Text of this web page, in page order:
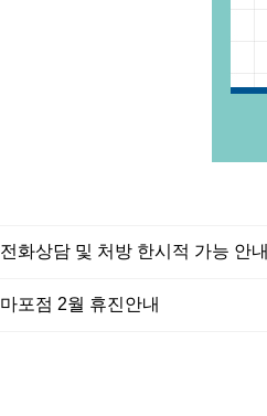
전화상담 및 처방 한시적 가능 안내
마포점 2월 휴진안내